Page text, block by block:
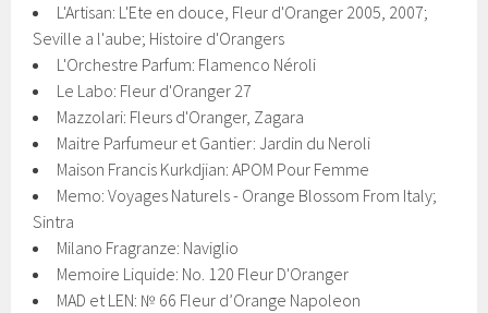
L'Artisan: L'Ete en douce, Fleur d'Oranger 2005, 2007;
Seville a l'aube; Histoire d'Orangers
L'Orchestre Parfum: Flamenco Néroli
Le Labo: Fleur d'Oranger 27
Mazzolari: Fleurs d'Oranger, Zagara
Maitre Parfumeur et Gantier: Jardin du Neroli
Maison Francis Kurkdjian: APOM Pour Femme
Memo: Voyages Naturels - Orange Blossom From Italy;
Sintra
Milano Fragranze: Naviglio
Memoire Liquide: No. 120 Fleur D'Oranger
MAD et LEN: № 66 Fleur d’Orange Napoleon